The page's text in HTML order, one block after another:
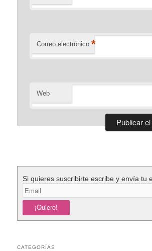
Correo electrónico *
Web
Si quieres suscribirte escribe y envía tu
CATEGORÍAS